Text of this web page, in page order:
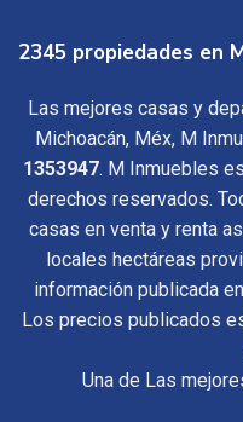
2345 propiedades en
Las mejores casas y
Michoacán, Méx, M
1353947. M Inmuebles
derechos reservados.
casas en venta y renta
locales hectáreas
información publicada
Los precios publicados
Una de Las